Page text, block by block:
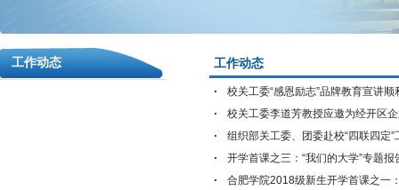
工作动态 工作动态
校关工委“感恩励志”品牌教育宣讲顺
校关工委李道芳教授应邀为经开区
组织部关工委、团委赴校“四联四定
开学首课之三：“我们的大学”专题报
合肥学院2018级新生开学首课之一